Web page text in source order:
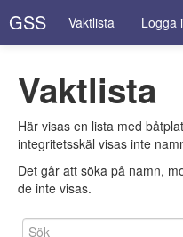
GSS Vaktlista Logga
Vaktlista
Här visas en lista med
integritetsskäl visas inte
Det går att söka på namn,
de inte visas.